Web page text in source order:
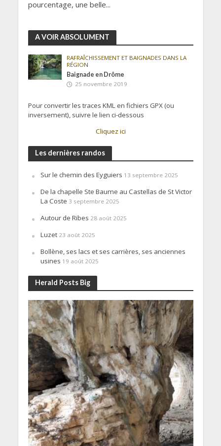
pourcentage, une belle...
A VOIR ABSOLUMENT
RAFRAÎCHISSEMENT ET BAIGNADES DANS LA
RÉGION
Baignade en Drôme
25 novembre 2019
Pour convertir les traces KML en fichiers GPX (ou
inversement), suivre le lien ci-dessous
Cliquez ici
Les dernières randos
Sur le chemin des Eyguiers 13 septembre 2025
De la chapelle Ste Baume au Castellas de St Victor
La Coste 3 septembre 2025
Autour de Ribes 28 août 2025
Luzet 23 août 2025
Bollène, ses lacs et ses carrières, ses anciennes
usines 19 août 2025
Herald Posts Big